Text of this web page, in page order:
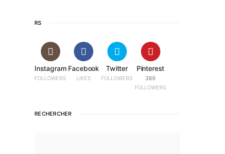
RS
Instagram
FOLLOWERS
Facebook
LIKES
Twitter
FOLLOWERS
Pinterest
389
FOLLOWERS
RECHERCHER